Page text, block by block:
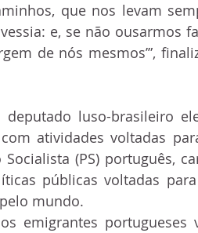
que nos levam
e, se não ousarmos
de nós mesmos’”,
luso-brasileiro
atividades voltadas
(PS) português,
públicas voltadas
mundo.
emigrantes portugueses